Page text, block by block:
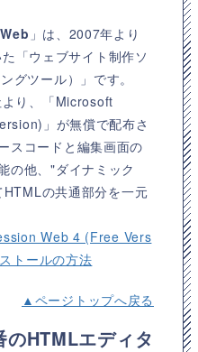
」は、2007年より
「ウェブサイト制作ソ
グツール）」です。
り、「Microsoft
」が無償で配布さ
スコードと編集画面の
の他、"ダイナミック
の共通部分を一元
Web 4 (Free Vers
トールの方法
▲ページトップへ戻る
HTMLエディタ